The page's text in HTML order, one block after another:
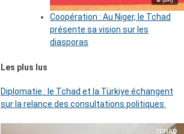
Coopération : Au Niger, le Tchad
présente sa vision sur les
diasporas
Les plus lus
Diplomatie : le Tchad et la Türkiye échangent
sur la relance des consultations politiques